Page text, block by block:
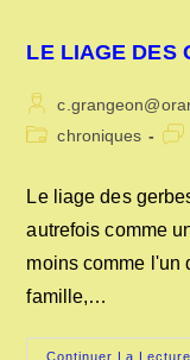
LE LIAGE DES
Auteur/autrice
de
Postchroniques
Le liage des
autrefois comme
moins comme l'un
famille,…
Continuer La Lecture